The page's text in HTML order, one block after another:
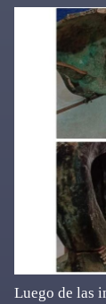
Luego de las